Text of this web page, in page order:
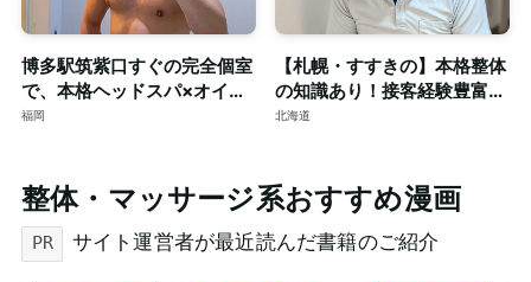
博多駅筑紫口すぐの完全個室
で、本格ヘッドスパ×オイル
マッサージ。ご予約はDMで
福岡
【札幌・すすきの】本格整体
の知識あり！接客経験豊富な
短髪筋トレ男子によるゲイマ
北海道
整体・マッサージ系おすすめ漫画
PR サイト運営者が最近読んだ書籍のご紹介